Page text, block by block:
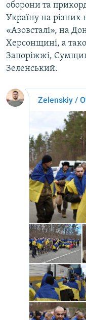
оборони та
Україну на різних
«Азовсталі», на
Херсонщині, а
Запоріжжі,
Зеленський.